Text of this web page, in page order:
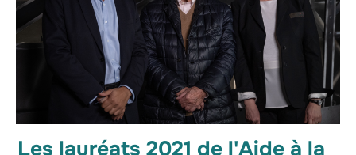
Les lauréats 2021 de l'Aide à la